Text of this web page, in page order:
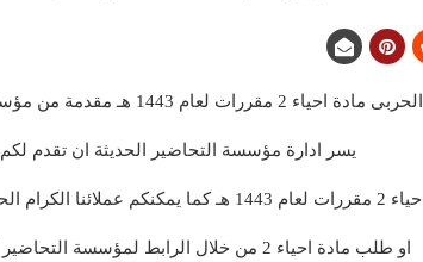
لعام 1443 هـ مقدمة من مؤسسة التحاضير الحديثة
يسر ادارة مؤسسة التحاضير الحديثة ان تقدم لكم
المجانية
او طلب مادة احياء 2 من خلال الرابط لمؤسسة التحاضير الحديثة